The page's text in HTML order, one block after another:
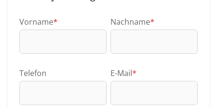
Vorname* Nachname*
Telefon E-Mail*